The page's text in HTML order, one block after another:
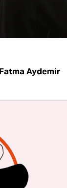
Fatma Aydemir
da
aus, sorry.“
Und dann
zu
unter